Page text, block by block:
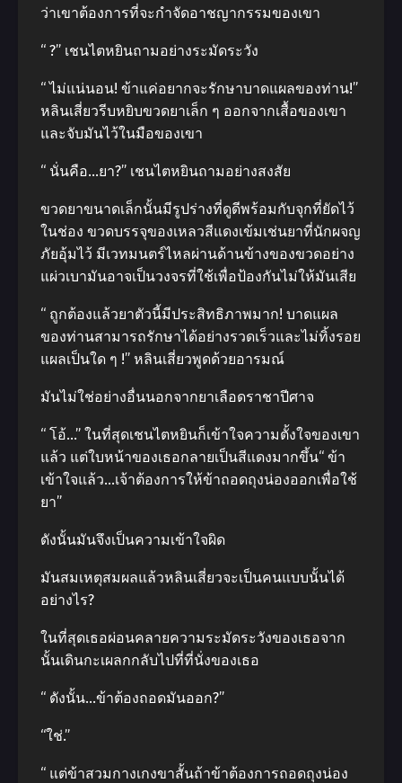
ว่าเขาต้องการที่จะกำจัดอาชญากรรมของเขา
“ ?” เชนไตหยินถามอย่างระมัดระวัง
“ ไม่แน่นอน! ข้าแค่อยากจะรักษาบาดแผลของท่าน!”
หลินเสี่ยวรีบหยิบขวดยาเล็ก ๆ ออกจากเสื้อของเขา
และจับมันไว้ในมือของเขา
“ นั่นคือ…ยา?” เชนไตหยินถามอย่างสงสัย
ขวดยาขนาดเล็กนั้นมีรูปร่างที่ดูดีพร้อมกับจุกที่ยัดไว้
ในช่อง ขวดบรรจุของเหลวสีแดงเข้มเช่นยาที่นักผจญ
ภัยอุ้มไว้ มีเวทมนตร์ไหลผ่านด้านข้างของขวดอย่าง
แผ่วเบามันอาจเป็นวงจรที่ใช้เพื่อป้องกันไม่ให้มันเสีย
“ ถูกต้องแล้วยาตัวนี้มีประสิทธิภาพมาก! บาดแผล
ของท่านสามารถรักษาได้อย่างรวดเร็วและไม่ทิ้งรอย
แผลเป็นใด ๆ !” หลินเสี่ยวพูดด้วยอารมณ์
มันไม่ใช่อย่างอื่นนอกจากยาเลือดราชาปีศาจ
“ โอ้…” ในที่สุดเชนไตหยินก็เข้าใจความตั้งใจของเขา
แล้ว แต่ใบหน้าของเธอกลายเป็นสีแดงมากขึ้น“ ข้า
เข้าใจแล้ว…เจ้าต้องการให้ข้าถอดถุงน่องออกเพื่อใช้
ยา”
ดังนั้นมันจึงเป็นความเข้าใจผิด
มันสมเหตุสมผลแล้วหลินเสี่ยวจะเป็นคนแบบนั้นได้
อย่างไร?
ในที่สุดเธอผ่อนคลายความระมัดระวังของเธอจาก
นั้นเดินกะเผลกกลับไปที่ที่นั่งของเธอ
“ ดังนั้น…ข้าต้องถอดมันออก?”
“ใช่.”
“ แต่ข้าสวมกางเกงขาสั้นถ้าข้าต้องการถอดถุงน่อง